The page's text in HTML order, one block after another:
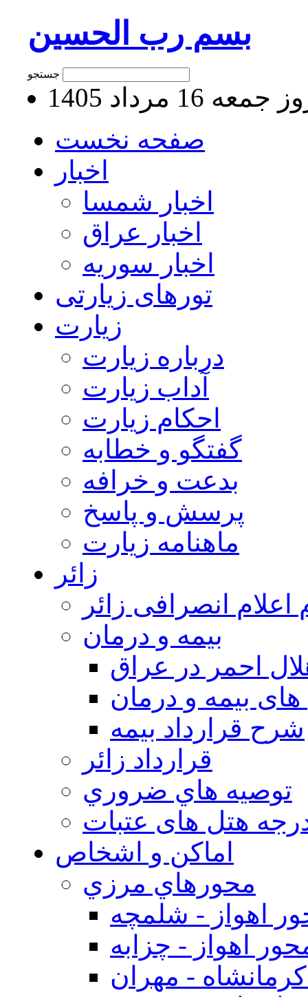
بسم رب الحسین
16 مرداد 1405
صفحه نخست
اخبار
اخبار شمسا
اخبار عراق
اخبار سوریه
تورهای زیارتی
زیارت
درباره زیارت
آداب زیارت
احکام زیارت
گفتگو و خطابه
بدعت و خرافه
پرسش و پاسخ
ماهنامه زیارت
زائر
اعلام انصرافی زائر
بيمه و درمان
احمر در عراق
بیمه و درمان
شرح قرارداد بیمه
قرارداد زائر
توصيه هاي ضروري
هتل های عتبات
اماکن و اشخاص
محورهاي مرزي
اهواز - شلمچه
اهواز - چزابه
- مهران